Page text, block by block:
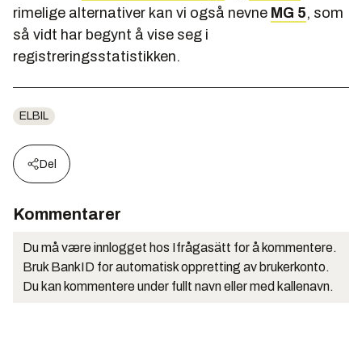
rimelige alternativer kan vi også nevne MG 5, som
så vidt har begynt å vise seg i
registreringsstatistikken.
ELBIL
Del
Kommentarer
Du må være innlogget hos Ifrågasätt for å kommentere.
Bruk BankID for automatisk oppretting av brukerkonto.
Du kan kommentere under fullt navn eller med kallenavn.